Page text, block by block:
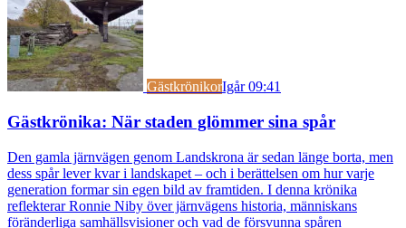
GästkrönikorIgår 09:41
Gästkrönika: När staden glömmer sina spår
Den gamla järnvägen genom Landskrona är sedan länge borta, men
dess spår lever kvar i landskapet – och i berättelsen om hur varje
generation formar sin egen bild av framtiden. I denna krönika
reflekterar Ronnie Niby över järnvägens historia, människans
föränderliga samhällsvisioner och vad de försvunna spåren